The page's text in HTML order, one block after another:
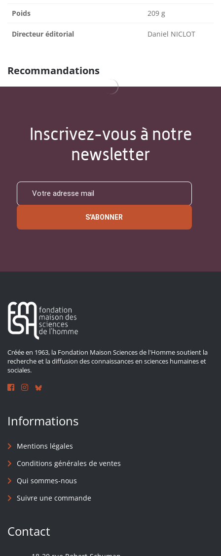
Poids 209 g
Directeur éditorial Daniel NICLOT
Recommandations
Inscrivez-vous à notre
newsletter
S'ABONNER
Créée en 1963, la Fondation Maison Sciences de l'Homme soutient la
recherche et la diffusion des connaissances en sciences humaines et
sociales.
Informations
Mentions légales
Conditions générales de ventes
Qui sommes-nous
Suivre une commande
Contact